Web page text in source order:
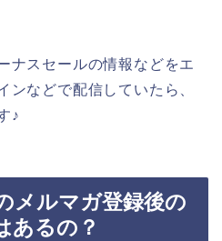
ナスセールの情報などをエ
ンなどで配信していたら、
♪
メルマガ登録後の
あるの？